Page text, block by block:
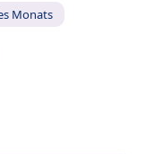
Monats